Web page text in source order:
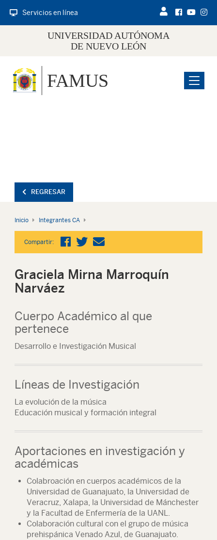
Servicios en línea
UNIVERSIDAD AUTÓNOMA
DE NUEVO LEÓN
Menu
FAMUS
REGRESAR
Inicio Integrantes CA
Compartir:
Graciela Mirna Marroquín
Narváez
Cuerpo Académico al que
pertenece
Desarrollo e Investigación Musical
Líneas de Investigación
La evolución de la música
Educación musical y formación integral
Aportaciones en investigación y
académicas
Colabroación en cuerpos académicos de la
Universidad de Guanajuato, la Universidad de
Veracruz, Xalapa, la Universidad de Mánchester
y la Facultad de Enfermería de la UANL.
Colaboración cultural con el grupo de música
prehispánica Venado Azul, de Guanajuato.